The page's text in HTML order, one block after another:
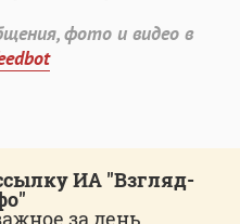
фото и видео в
ИА "Взгляд-
за день